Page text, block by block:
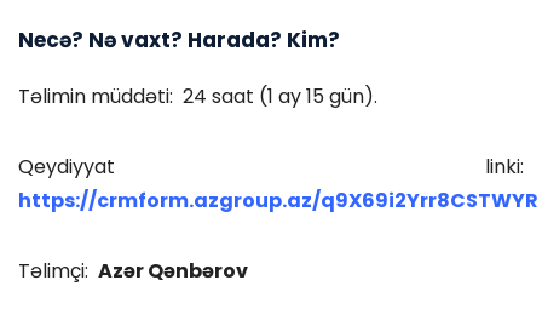
Necə? Nə vaxt? Harada? Kim?
Təlimin müddəti: 24 saat (1 ay 15 gün).
Qeydiyyat linki:
https://crmform.azgroup.az/q9X69i2Yrr8CSTWYR
Təlimçi: Azər Qənbərov